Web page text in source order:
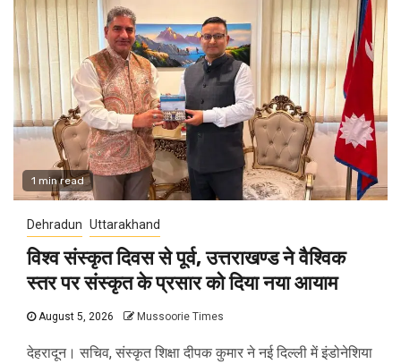
1 min read
Dehradun Uttarakhand
विश्व संस्कृत दिवस से पूर्व, उत्तराखण्ड ने वैश्विक
स्तर पर संस्कृत के प्रसार को दिया नया आयाम
August 5, 2026 Mussoorie Times
देहरादून। सचिव, संस्कृत शिक्षा दीपक कुमार ने नई दिल्ली में इंडोनेशिया